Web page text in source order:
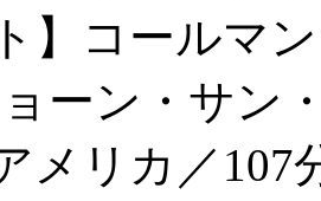
】コールマ
ーン・サン
メリカ／107